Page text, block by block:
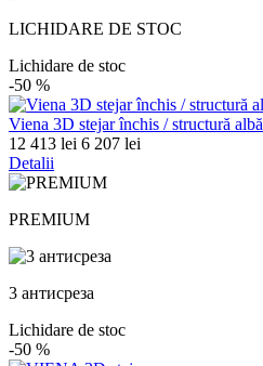
LICHIDARE DE STOC
Lichidare de stoc
-50 %
Viena 3D stejar închis / structură albă
12 413 lei 6 207 lei
Detalii
PREMIUM
3 антисреза
Lichidare de stoc
-50 %